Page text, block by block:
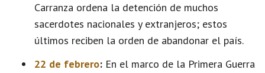
Carranza ordena la detención de muchos
sacerdotes nacionales y extranjeros; estos
últimos reciben la orden de abandonar el país.
22 de febrero: En el marco de la Primera Guerra